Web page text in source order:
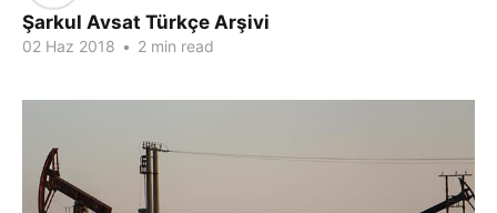
Şarkul Avsat Türkçe Arşivi
02 Haz 2018 • 2 min read